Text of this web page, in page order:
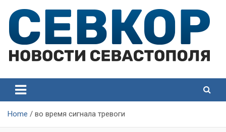
content
Севастополя
Севастополя
Home во время сигнала тревоги